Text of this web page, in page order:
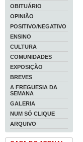
OBITUÁRIO
OPINIÃO
POSITIVO/NEGATIVO
ENSINO
CULTURA
COMUNIDADES
EXPOSIÇÃO
BREVES
A FREGUESIA DA
SEMANA
GALERIA
NUM SÓ CLIQUE
ARQUIVO